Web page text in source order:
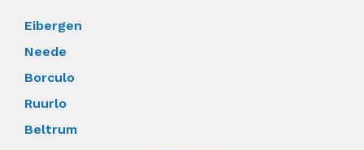
Eibergen
Neede
Borculo
Ruurlo
Beltrum